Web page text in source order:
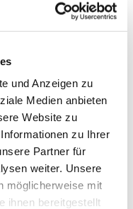
und Anzeigen zu
Medien anbieten
Website zu
zu Ihrer
Partner für
weiter. Unsere
möglicherweise mit
ihnen bereitgestellt
Themen am
am